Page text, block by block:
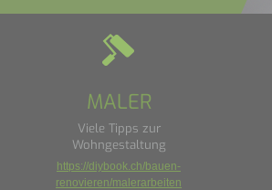
MALER
Viele Tipps zur
Wohngestaltung
https://diybook.ch/bauen-
renovieren/malerarbeiten